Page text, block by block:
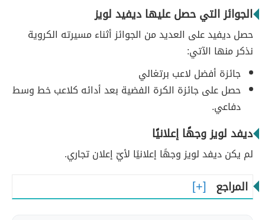
الجوائز التي حصل عليها ديفيد لويز
حصل ديفيد على العديد من الجوائز أثناء مسيرته الكروية
نذكر منها الآتي:
جائزة أفضل لاعب برتغالي
حصل على جائزة الكرة الفضية بعد أدائه كلاعب خط وسط
دفاعي.
ديفد لويز وجهًا إعلانيًا
لم يكن ديفد لويز وجهًا إعلانيًا لأيّ إعلان تجاري.
المراجع